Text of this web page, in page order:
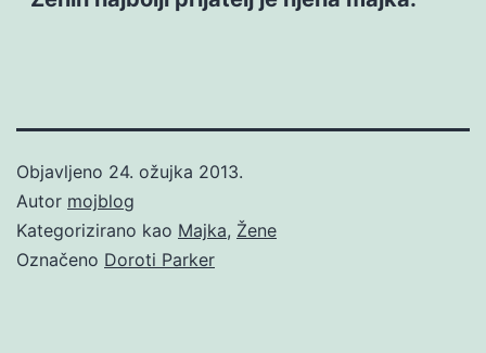
Objavljeno 24. ožujka 2013.
Autor mojblog
Kategorizirano kao Majka, Žene
Označeno Doroti Parker